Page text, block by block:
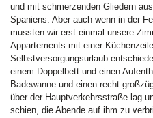
und mit schmerzenden Gliedern
Spaniens. Aber auch wenn in der
mussten wir erst einmal unsere
Appartements mit einer
Selbstversorgungsurlaub
einem Doppelbett und einen
Badewanne und einen recht
über der Hauptverkehrsstraße lag
schien, die Abende auf ihm zu